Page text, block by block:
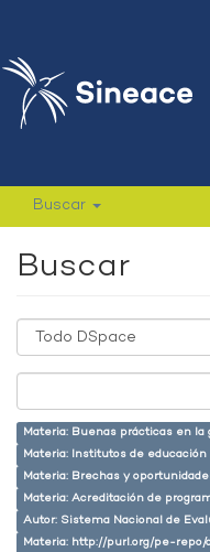
Buscar
Buscar
Materia: Buenas prácticas en
Materia: Institutos de
Materia: Brechas y
Materia: Acreditación de
Autor: Sistema Nacional de
Materia: http://purl.org/pe-repo/